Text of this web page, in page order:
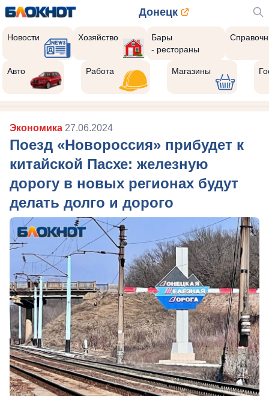
Донецк
Новости Хозяйство
Бары
- рестораны
Авто Работа Магазины
Экономика 27.06.2024
Поезд «Новороссия» прибудет к
китайской Пасхе: железную
дорогу в новых регионах будут
делать долго и дорого